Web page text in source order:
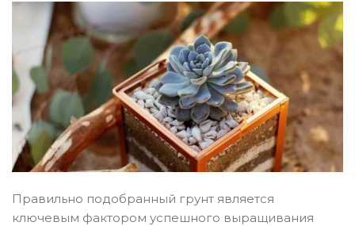
Правильно подобранный грунт является
ключевым фактором успешного выращивания